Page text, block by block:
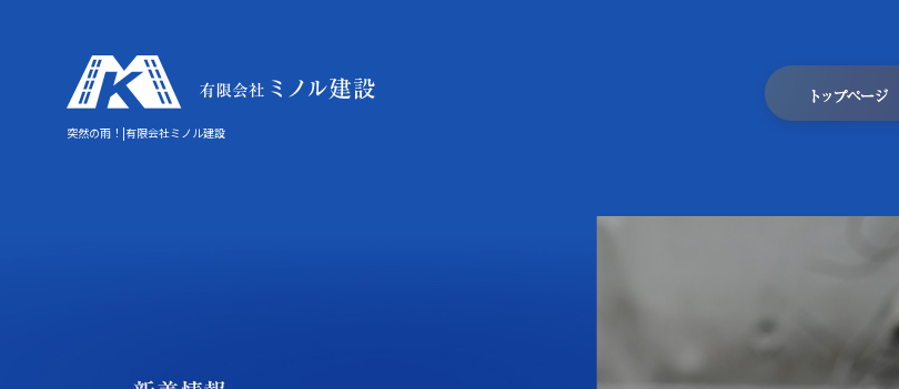
突然の雨！|有限会社ミノル建設